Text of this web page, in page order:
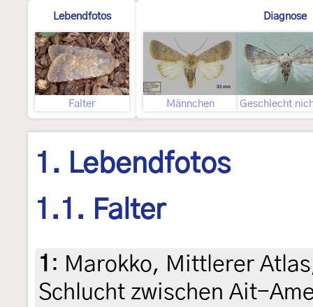
Lebendfotos
Falter
Diagnose
Männchen
1. Lebendfotos
1.1. Falter
1 : Marokko, Mittlerer
Schlucht zwischen Ait-